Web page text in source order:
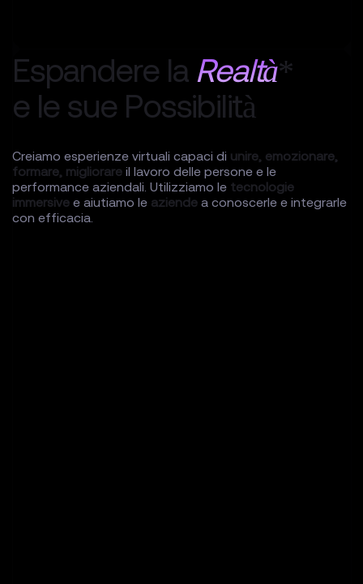
Espandere la Realtà*
e le sue Possibilità
Creiamo esperienze virtuali capaci di unire, emozionare,
formare, migliorare il lavoro delle persone e le
performance aziendali. Utilizziamo le tecnologie
immersive e aiutiamo le aziende a conoscerle e integrarle
con efficacia.